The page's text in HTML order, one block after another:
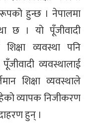
हुन्छ । नेपालमा
छ । यो पूँजीवादी
व्यवस्था पनि
व्यवस्थालाई
शिक्षा व्यवस्थाले
व्यापक निजीकरण
हुन् ।